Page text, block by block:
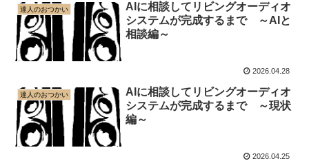
達人のおつかい
AIに相談してリビングオーディオ
システムが完成するまで ～AIと
相談編～
2026.04.28
達人のおつかい
AIに相談してリビングオーディオ
システムが完成するまで ～現状
編～
2026.04.25